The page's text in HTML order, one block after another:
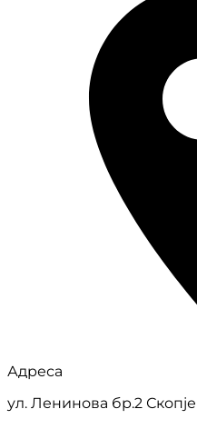
Адреса
ул. Ленинова бр.2